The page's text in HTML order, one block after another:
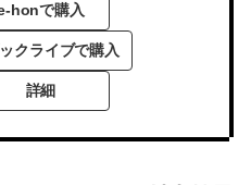
honで購入
クライブで購入
詳細